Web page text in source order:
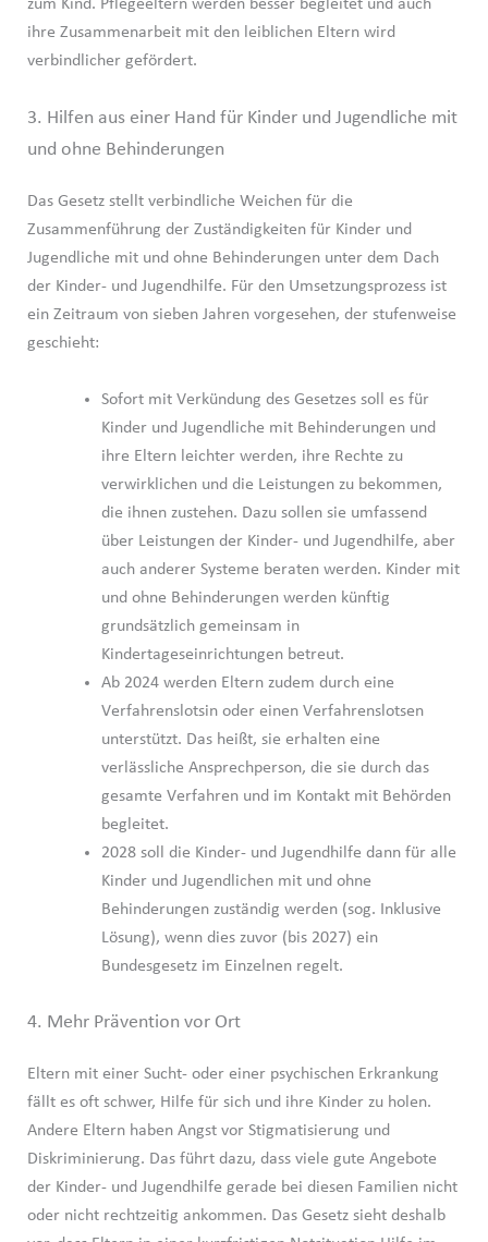
zum Kind. Pflegeeltern werden besser begleitet und auch
ihre Zusammenarbeit mit den leiblichen Eltern wird
verbindlicher gefördert.
3. Hilfen aus einer Hand für Kinder und Jugendliche mit
und ohne Behinderungen
Das Gesetz stellt verbindliche Weichen für die
Zusammenführung der Zuständigkeiten für Kinder und
Jugendliche mit und ohne Behinderungen unter dem Dach
der Kinder- und Jugendhilfe. Für den Umsetzungsprozess ist
ein Zeitraum von sieben Jahren vorgesehen, der stufenweise
geschieht:
Sofort mit Verkündung des Gesetzes soll es für
Kinder und Jugendliche mit Behinderungen und
ihre Eltern leichter werden, ihre Rechte zu
verwirklichen und die Leistungen zu bekommen,
die ihnen zustehen. Dazu sollen sie umfassend
über Leistungen der Kinder- und Jugendhilfe, aber
auch anderer Systeme beraten werden. Kinder mit
und ohne Behinderungen werden künftig
grundsätzlich gemeinsam in
Kindertageseinrichtungen betreut.
Ab 2024 werden Eltern zudem durch eine
Verfahrenslotsin oder einen Verfahrenslotsen
unterstützt. Das heißt, sie erhalten eine
verlässliche Ansprechperson, die sie durch das
gesamte Verfahren und im Kontakt mit Behörden
begleitet.
2028 soll die Kinder- und Jugendhilfe dann für alle
Kinder und Jugendlichen mit und ohne
Behinderungen zuständig werden (sog. Inklusive
Lösung), wenn dies zuvor (bis 2027) ein
Bundesgesetz im Einzelnen regelt.
4. Mehr Prävention vor Ort
Eltern mit einer Sucht- oder einer psychischen Erkrankung
fällt es oft schwer, Hilfe für sich und ihre Kinder zu holen.
Andere Eltern haben Angst vor Stigmatisierung und
Diskriminierung. Das führt dazu, dass viele gute Angebote
der Kinder- und Jugendhilfe gerade bei diesen Familien nicht
oder nicht rechtzeitig ankommen. Das Gesetz sieht deshalb